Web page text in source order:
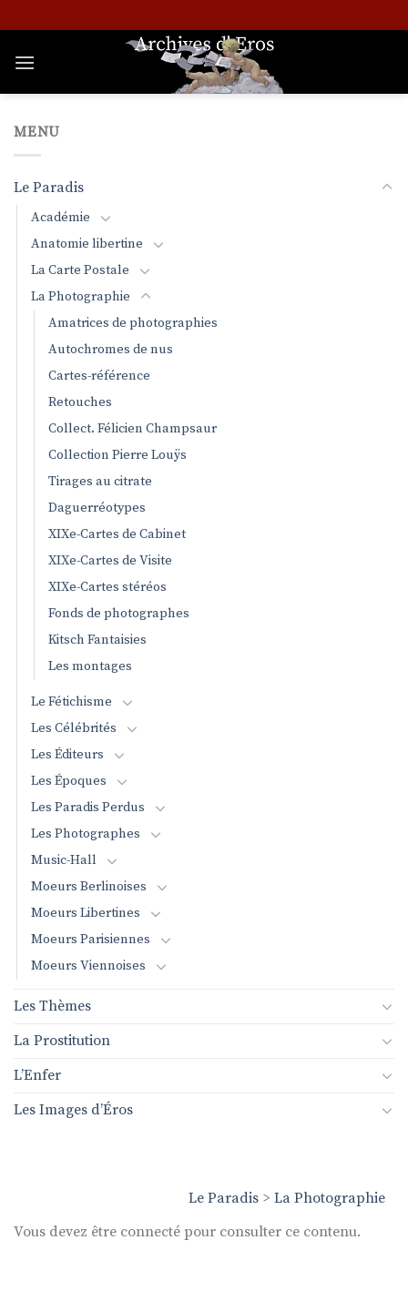
au
contenu
Le Paradis > La Photographie
Vous devez être connecté pour consulter ce contenu.
MENU
Le Paradis
Académie
Anatomie libertine
La Carte Postale
La Photographie
Amatrices de photographies
Autochromes de nus
Cartes-référence
Retouches
Collect. Félicien Champsaur
Collection Pierre Louÿs
Tirages au citrate
Daguerréotypes
XIXe-Cartes de Cabinet
XIXe-Cartes de Visite
XIXe-Cartes stéréos
Fonds de photographes
Kitsch Fantaisies
Les montages
Le Fétichisme
Les Célébrités
Les Éditeurs
Les Époques
Les Paradis Perdus
Les Photographes
Music-Hall
Moeurs Berlinoises
Moeurs Libertines
Moeurs Parisiennes
Moeurs Viennoises
Les Thèmes
La Prostitution
L’Enfer
Les Images d’Éros